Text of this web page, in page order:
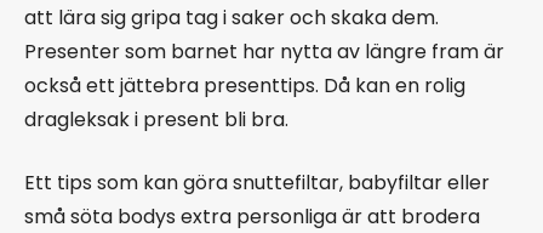
att lära sig gripa tag i saker och skaka dem.
Presenter som barnet har nytta av längre fram är
också ett jättebra presenttips. Då kan en rolig
dragleksak i present bli bra.
Ett tips som kan göra snuttefiltar, babyfiltar eller
små söta bodys extra personliga är att brodera